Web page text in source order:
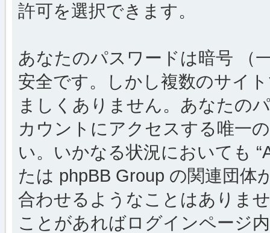
許可を選択できます。
あなたのパスワードは暗号 （
安全です。しかし複数のサイ
ましくありません。あなたの
カウントにアクセスする唯一
い。いかなる状況においても
たは phpBB Group の関連団
合わせるようなことはありま
ことがあればログインページ